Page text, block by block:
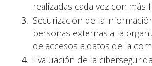
realizadas cada vez con más
Securización de la
personas externas a la
de accesos a datos de la
Evaluación de la